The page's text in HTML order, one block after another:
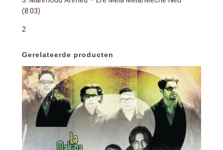
(8:03)
2
Gerelateerde producten